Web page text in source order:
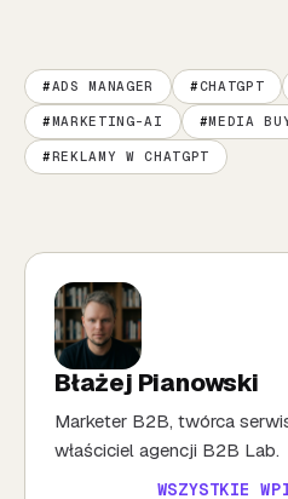
ADS MANAGER CHATGPT
MARKETING-AI MEDIA
REKLAMY W CHATGPT
Błażej Pianowski
Marketer B2B, twórca
właściciel agencji B2B Lab.
WSZYSTKIE